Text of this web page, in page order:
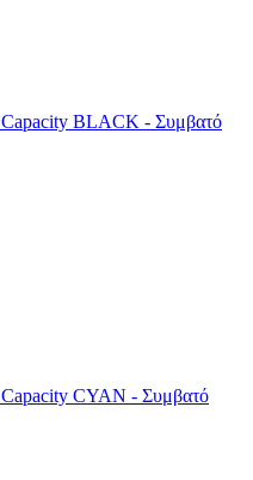
BLACK - Συμβατό
CYAN - Συμβατό